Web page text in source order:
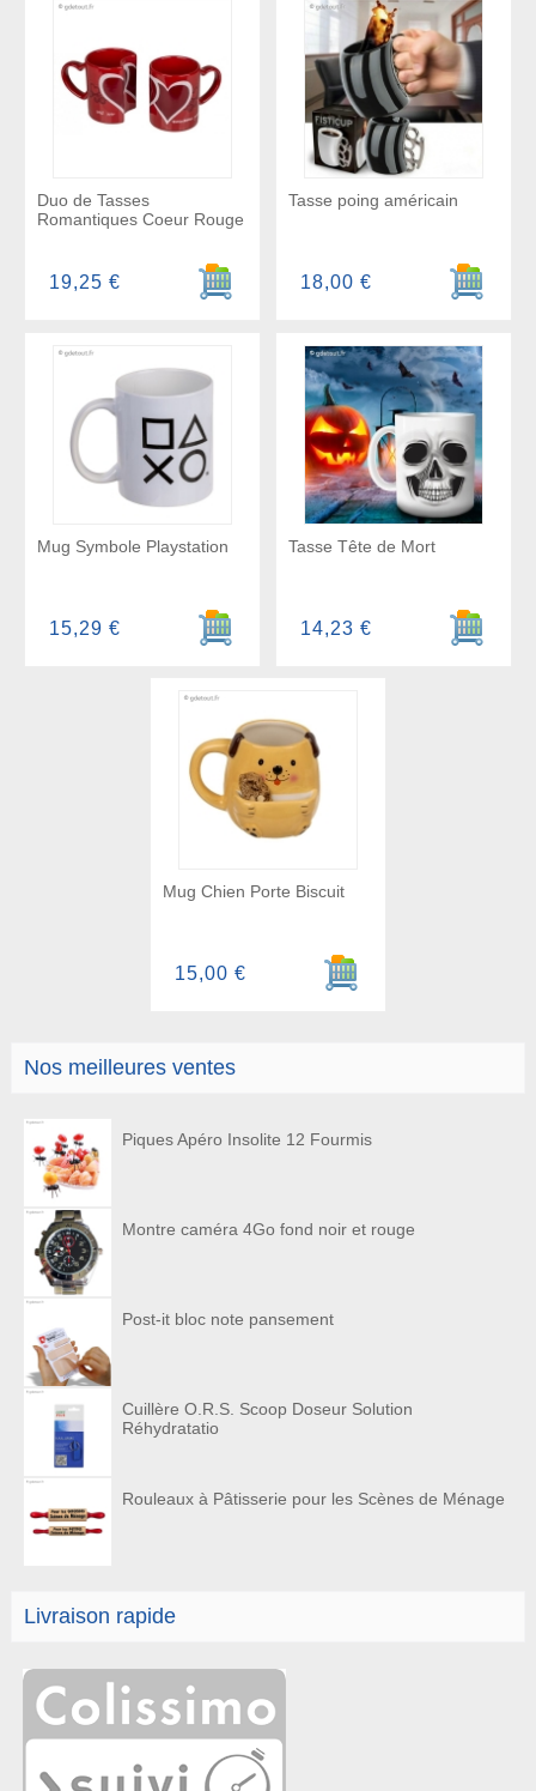
Nos meilleures ventes
Piques Apéro Insolite 12 Fourmis
Montre caméra 4Go fond noir et rouge
Post-it bloc note pansement
Cuillère O.R.S. Scoop Doseur Solution
Réhydratatio
Rouleaux à Pâtisserie pour les Scènes de Ménage
Livraison rapide
Duo de Tasses
Romantiques Coeur Rouge
Ajouter au panier
19,25 €
Tasse poing américain
Ajouter
18,00 €
Mug Symbole Playstation
Ajouter au panier
15,29 €
Tasse Tête de Mort
Ajouter
14,23 €
Mug Chien Porte Biscuit
Ajouter au panier
15,00 €